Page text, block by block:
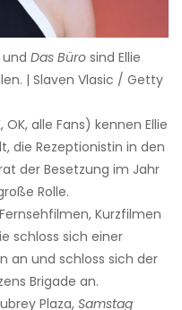
und Das Büro sind Ellie
| Slaven Vlasic / Getty
OK, alle Fans) kennen Ellie
die Rezeptionistin in den
der Besetzung im Jahr
Rolle.
Kurzfilmen
schloss sich einer
an und schloss sich der
Brigade an.
Plaza, Samstag